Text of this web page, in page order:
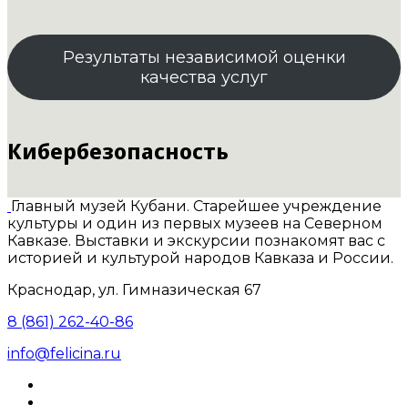
Результаты независимой оценки
качества услуг
Кибербезопасность
Главный музей Кубани. Старейшее учреждение
культуры и один из первых музеев на Северном
Кавказе. Выставки и экскурсии познакомят вас с
историей и культурой народов Кавказа и России.
Краснодар, ул. Гимназическая 67
8 (861) 262-40-86
info@felicina.ru